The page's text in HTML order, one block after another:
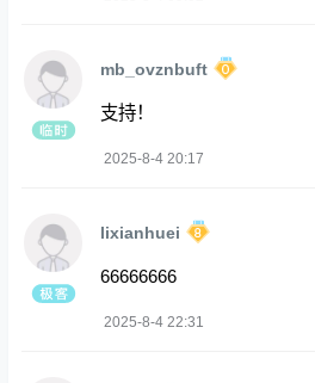
mb_ovznbuft
支持！
2025-8-4 20:17
lixianhuei
66666666
2025-8-4 22:31